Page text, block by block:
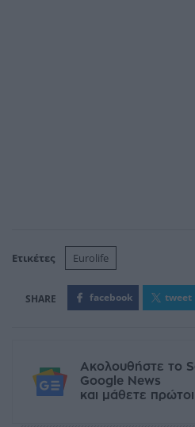
Ετικέτες Eurolife
facebook tweet
Ακολουθήστε το
Google News
και μάθετε πρώτοι